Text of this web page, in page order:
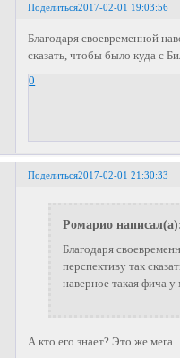
Поделиться2017-02-01 19:03:56
Благодаря своевременной
сказать, чтобы было куда с
0
Поделиться2017-02-01 21:30:33
Ромарио
Благодаря
перспективу так
наверное такая фича у
А кто его знает? Это же мега.